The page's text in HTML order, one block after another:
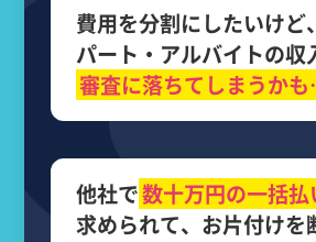
費用を分割にしたいけど、
パート・アルバイトの収
審査に落ちてしまうか
他社で数十万円の一括払
求められて、 お片付け